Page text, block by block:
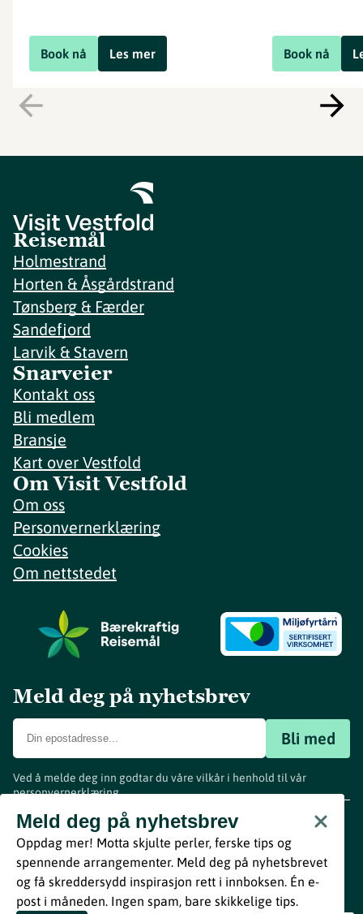
Book nå Les mer Book nå
Reisemål
Holmestrand
Horten & Åsgårdstrand
Tønsberg & Færder
Sandefjord
Larvik & Stavern
Snarveier
Kontakt oss
Bli medlem
Bransje
Kart over Vestfold
Om Visit Vestfold
Om oss
Personvernerklæring
Cookies
Om nettstedet
Meld deg på nyhetsbrev
Bli med
Ved å melde deg inn godtar du våre vilkår i henhold til vår
personvernerklæring.
Meld deg på nyhetsbrev
Oppdag mer! Motta skjulte perler, ferske tips og
spennende arrangementer. Meld deg på nyhetsbrevet
og få skreddersydd inspirasjon rett i innboksen. Én e-
post i måneden. Ingen spam, bare skikkelige tips.
www.visitvestfold.com
Turistinformasjon
Vestfold Fylkeskommune
ByBreakfast